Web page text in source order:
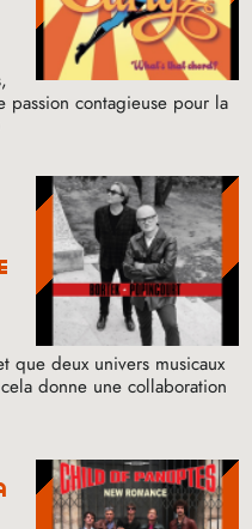
contagieuse pour la
que deux univers musicaux
donne une collaboration